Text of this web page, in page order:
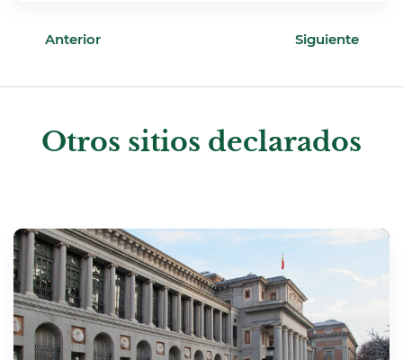
Anterior Siguiente
Otros sitios declarados